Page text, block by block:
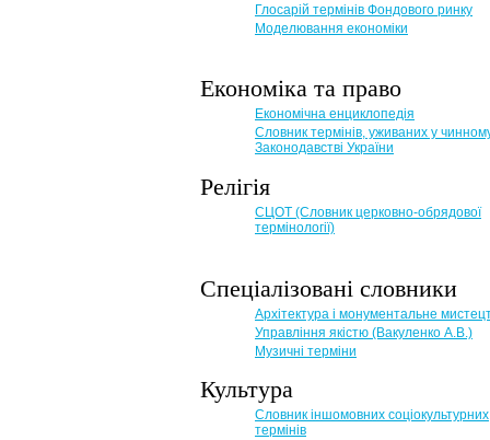
Глосарій термінів Фондового ринку
Моделювання економіки
Економіка та право
Eкономічна енциклопедія
Словник термінів, уживаних у
Законодавстві України
Релігія
СЦОТ (Словник церковно-обрядової
термінології)
Спеціалізовані словники
Архітектура і монументальне
Управління якістю (Вакуленко А.В.)
Музичні терміни
Культура
Словник іншомовних соціокультурних
термінів